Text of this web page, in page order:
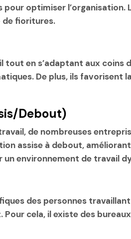
optimiser
de fioritures.
en s’adaptant aux coins
De plus, ils
debout)
de nombreuses
assise à debout,
environnement de travail
des personnes
Pour cela, il existe des